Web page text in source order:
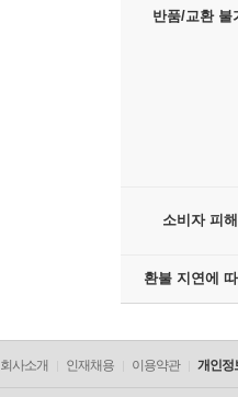
반품/교환 불
소비자 피
환불 지연에
회사소개 인재채용 이용약관 개인정